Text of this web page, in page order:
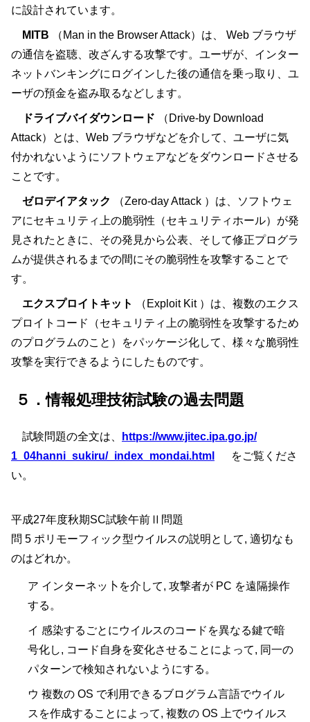
に設計されています。
MITB
（Man in the Browser Attack）は、 Web ブラウザ
の通信を盗聴、改ざんする攻撃です。ユーザが、インター
ネットバンキングにログインした後の通信を乗っ取り、ユ
ーザの預金を盗み取るなどします。
ドライブバイダウンロード
（Drive-by Download
Attack）とは、Web ブラウザなどを介して、ユーザに気
付かれないようにソフトウェアなどをダウンロードさせる
ことです。
ゼロデイアタック
（Zero-day Attack ）は、ソフトウェ
アにセキュリティ上の脆弱性（セキュリティホール）が発
見されたときに、その発見から公表、そして修正プログラ
ムが提供されるまでの間にその脆弱性を攻撃することで
す。
エクスプロイトキット
（Exploit Kit ）は、複数のエクス
プロイトコード（セキュリティ上の脆弱性を攻撃するため
のプログラムのこと）をパッケージ化して、様々な脆弱性
攻撃を実行できるようにしたものです。
５．情報処理技術試験の過去問題
試験問題の全文は、
https://www.jitec.ipa.go.jp/
1_04hanni_sukiru/_index_mondai.html
をご覧くださ
い。
平成27年度秋期SC試験午前Ⅱ問題
問 5 ポリモーフィック型ウイルスの説明として, 適切なも
のはどれか。
ア インターネッ卜を介して, 攻撃者が PC を遠隔操作
する。
イ 感染するごとにウイルスのコードを異なる鍵で暗
号化し, コード自身を変化させることによって, 同一の
パターンで検知されないようにする。
ウ 複数の OS で利用できるブログラム言語でウイル
スを作成することによって, 複数の OS 上でウイルス